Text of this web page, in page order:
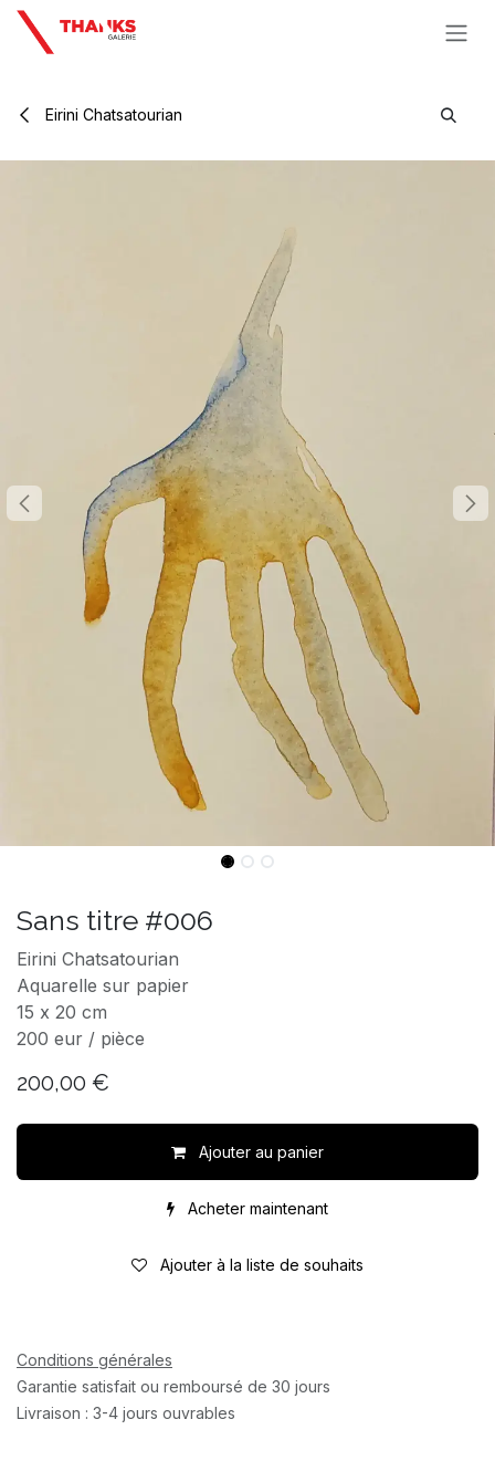
Se rendre au contenu
Eirini Chatsatourian
Sans titre #006
Eirini Chatsatourian
Aquarelle sur papier
15 x 20 cm
200 eur / pièce
200,00 €
Ajouter au panier
Acheter maintenant
Ajouter à la liste de souhaits
Conditions générales
Garantie satisfait ou remboursé de 30 jours
Livraison : 3-4 jours ouvrables